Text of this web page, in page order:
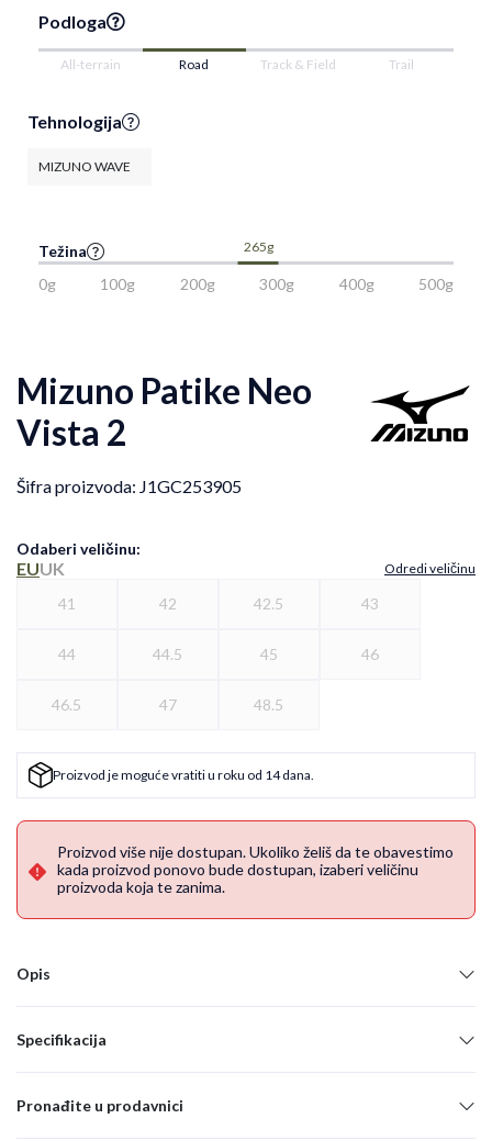
Podloga
All-terrain Road Track & Field Trail
Tehnologija
MIZUNO WAVE
Težina 265g
0g 100g 200g 300g 400g 500g
Mizuno Patike Neo
Vista 2
Šifra proizvoda: J1GC253905
Odaberi veličinu:
EUUK Odredi veličinu
41 42 42.5 43
44 44.5 45 46
46.5 47 48.5
Proizvod je moguće vratiti u roku od 14 dana.
Proizvod više nije dostupan. Ukoliko želiš da te obavestimo
kada proizvod ponovo bude dostupan, izaberi veličinu
proizvoda koja te zanima.
Opis
Specifikacija
Pronađite u prodavnici